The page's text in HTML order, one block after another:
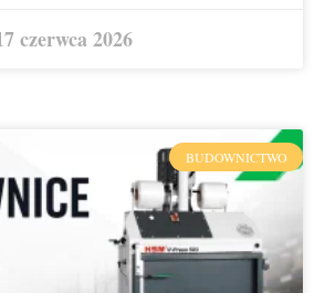
czerwca 2026
BUDOWNICTWO